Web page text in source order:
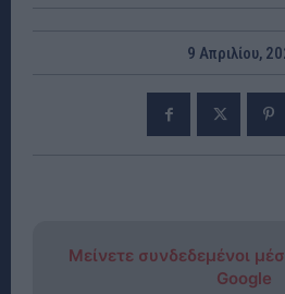
9 Απριλίου,
Μείνετε συνδεδεμένοι
Google